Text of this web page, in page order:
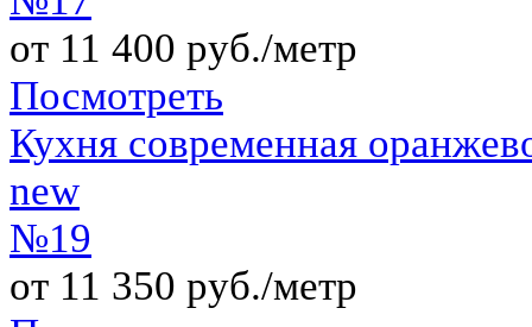
от 11 400 руб./метр
Посмотреть
Кухня современная
new
№19
от 11 350 руб./метр